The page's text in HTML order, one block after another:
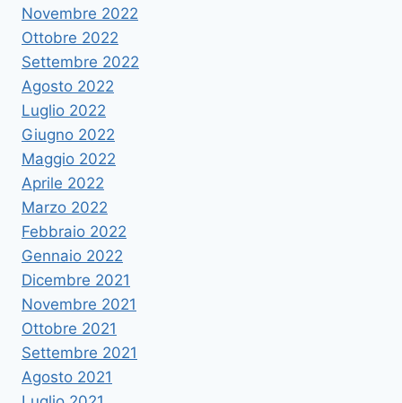
Novembre 2022
Ottobre 2022
Settembre 2022
Agosto 2022
Luglio 2022
Giugno 2022
Maggio 2022
Aprile 2022
Marzo 2022
Febbraio 2022
Gennaio 2022
Dicembre 2021
Novembre 2021
Ottobre 2021
Settembre 2021
Agosto 2021